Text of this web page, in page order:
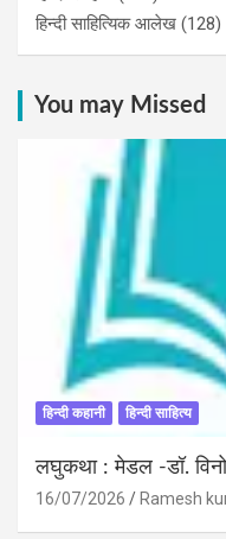
हिन्दी साहित्यिक आलेख (128)
You may Missed
हिन्दी कहानी हिन्दी साहित्य
लघुकथा : मेडल -डॉ.
16/07/2026 Ramesh